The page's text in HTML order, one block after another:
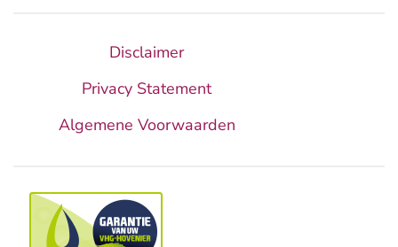
Disclaimer
Privacy Statement
Algemene Voorwaarden